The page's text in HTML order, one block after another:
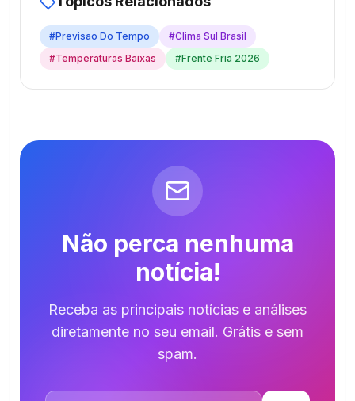
#Previsao Do Tempo #Clima Sul Brasil
#Temperaturas Baixas #Frente Fria 2026
Não perca nenhuma
notícia!
Receba as principais notícias e análises
diretamente no seu email. Grátis e sem
spam.